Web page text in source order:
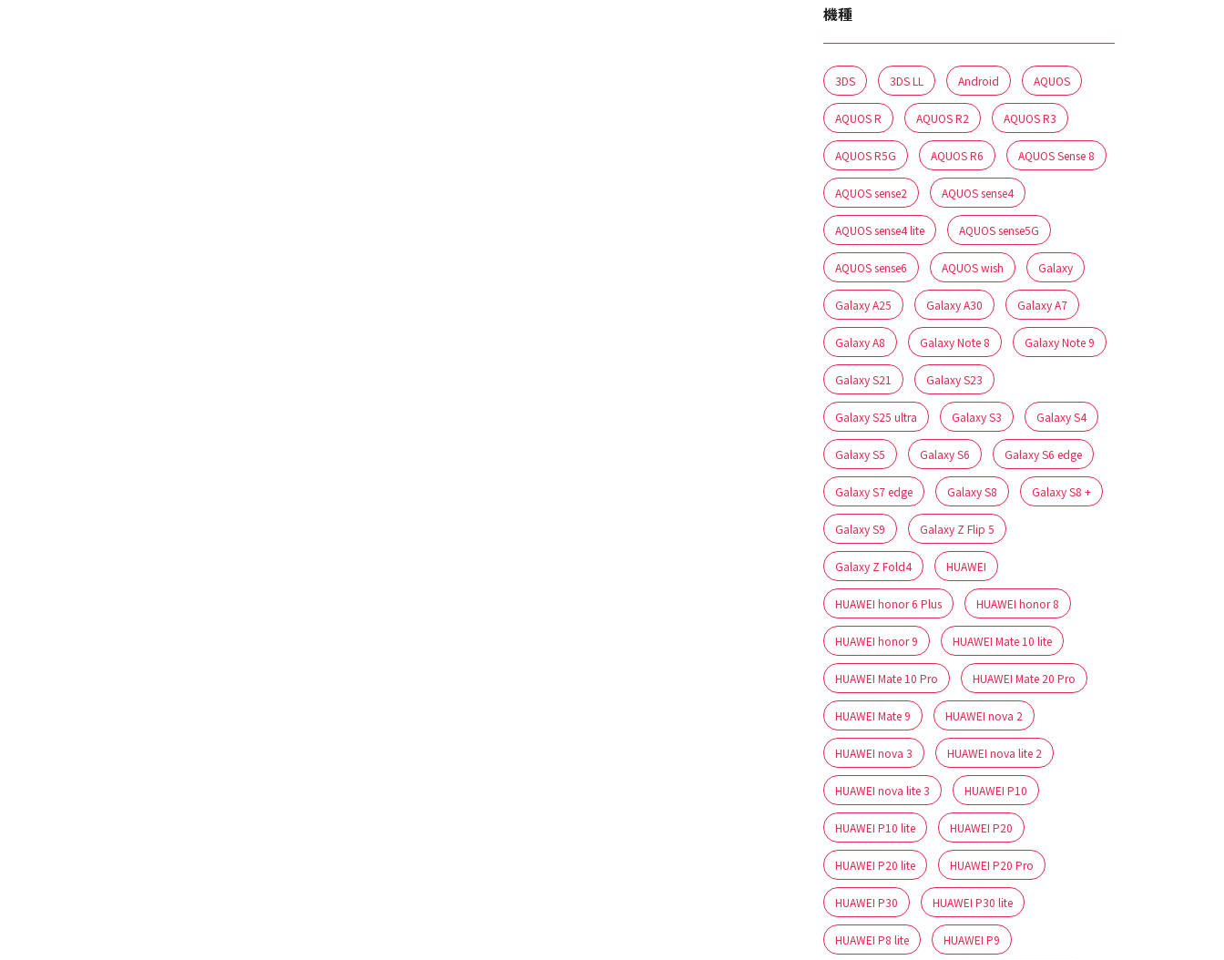
機種
3DS 3DS LL Android AQUOS
AQUOS R AQUOS R2 AQUOS R3
AQUOS R5G AQUOS R6 AQUOS Sense 8
AQUOS sense2 AQUOS sense4
AQUOS sense4 lite AQUOS sense5G
AQUOS sense6 AQUOS wish Galaxy
Galaxy A25 Galaxy A30 Galaxy A7
Galaxy A8 Galaxy Note 8 Galaxy Note 9
Galaxy S21 Galaxy S23
Galaxy S25 ultra Galaxy S3 Galaxy S4
Galaxy S5 Galaxy S6 Galaxy S6 edge
Galaxy S7 edge Galaxy S8 Galaxy S8 +
Galaxy S9 Galaxy Z Flip 5
Galaxy Z Fold4 HUAWEI
HUAWEI honor 6 Plus HUAWEI honor 8
HUAWEI honor 9 HUAWEI Mate 10 lite
HUAWEI Mate 10 Pro HUAWEI Mate 20 Pro
HUAWEI Mate 9 HUAWEI nova 2
HUAWEI nova 3 HUAWEI nova lite 2
HUAWEI nova lite 3 HUAWEI P10
HUAWEI P10 lite HUAWEI P20
HUAWEI P20 lite HUAWEI P20 Pro
HUAWEI P30 HUAWEI P30 lite
HUAWEI P8 lite HUAWEI P9